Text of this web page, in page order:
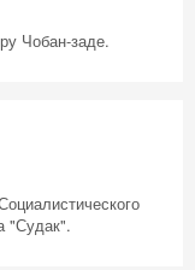
Чобан-заде.
"Судак".